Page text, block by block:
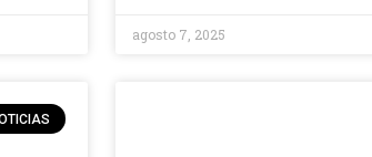
agosto 7, 2025